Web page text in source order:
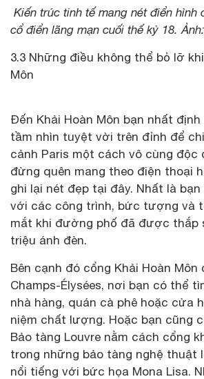
Kiến trúc tinh tế mang nét điển hình
cổ điển lãng mạn cuối thế kỷ 18.
3.3 Những điều không thể bỏ lỡ
Môn
Đến Khải Hoàn Môn bạn nhất
tầm nhìn tuyệt vời trên đỉnh để
cảnh Paris một cách vô cùng độc
đừng quên mang theo điện thoại
ghi lại nét đẹp tại đây. Nhất là
với các công trình, bức tượng và
mắt khi đường phố đã được thắp
triệu ánh đèn.
Bên cạnh đó cổng Khải Hoàn Môn
Champs-Élysées, nơi bạn có thể
nhà hàng, quán cà phê hoặc cửa
niệm chất lượng. Hoặc bạn cũng
Bảo tàng Louvre nằm cách cổng
trong những bảo tàng nghệ thuật
nổi tiếng với bức họa Mona Lisa.